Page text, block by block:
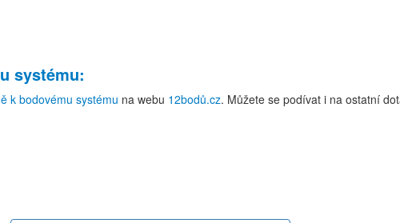
systému:
k bodovému systému na webu 12bodů.cz. Můžete se podívat i na ostatní